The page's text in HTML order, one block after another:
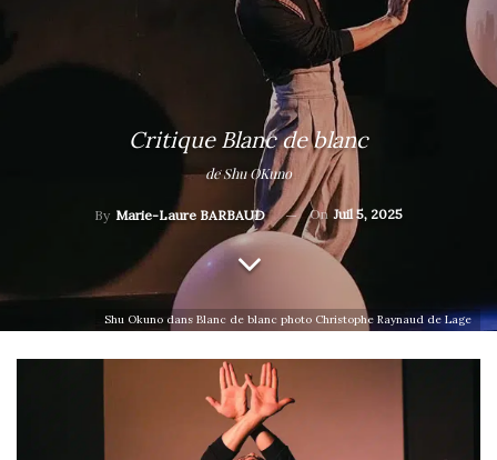
Critique Blanc de blanc
de Shu OKuno
By Marie-Laure BARBAUD On Juil 5, 2025
Shu Okuno dans Blanc de blanc photo Christophe Raynaud de Lage